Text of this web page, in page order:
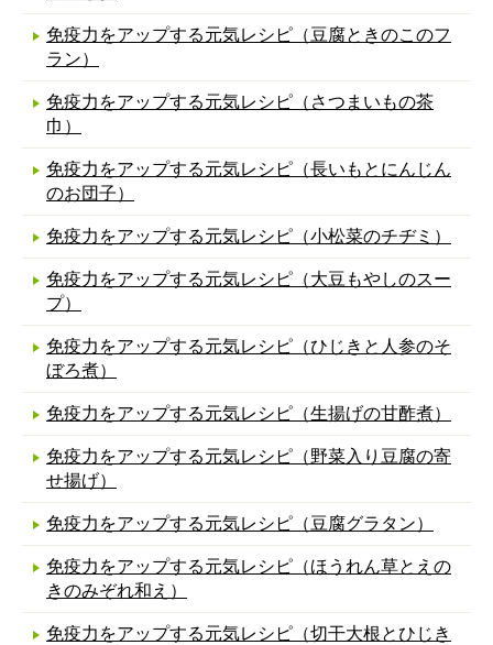
免疫力をアップする元気レシピ（豆腐ときのこのフ
ラン）
免疫力をアップする元気レシピ（さつまいもの茶
巾）
免疫力をアップする元気レシピ（長いもとにんじん
のお団子）
免疫力をアップする元気レシピ（小松菜のチヂミ）
免疫力をアップする元気レシピ（大豆もやしのスー
プ）
免疫力をアップする元気レシピ（ひじきと人参のそ
ぼろ煮）
免疫力をアップする元気レシピ（生揚げの甘酢煮）
免疫力をアップする元気レシピ（野菜入り豆腐の寄
せ揚げ）
免疫力をアップする元気レシピ（豆腐グラタン）
免疫力をアップする元気レシピ（ほうれん草とえの
きのみぞれ和え）
免疫力をアップする元気レシピ（切干大根とひじき